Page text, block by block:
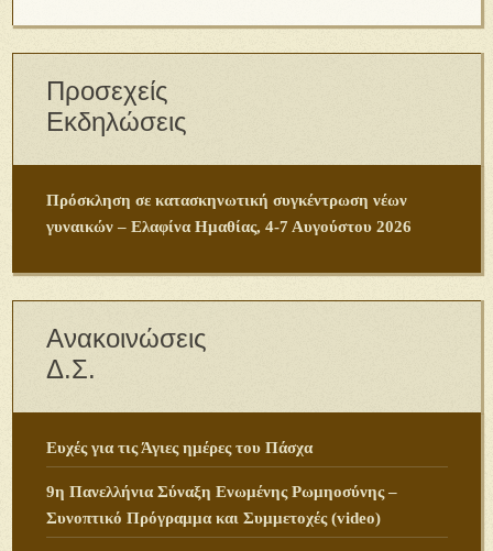
Προσεχείς
Εκδηλώσεις
Πρόσκληση σε κατασκηνωτική συγκέντρωση νέων
γυναικών – Ελαφίνα Ημαθίας, 4-7 Αυγούστου 2026
Ανακοινώσεις
Δ.Σ.
Ευχές για τις Άγιες ημέρες του Πάσχα
9η Πανελλήνια Σύναξη Ενωμένης Ρωμηοσύνης –
Συνοπτικό Πρόγραμμα και Συμμετοχές (video)